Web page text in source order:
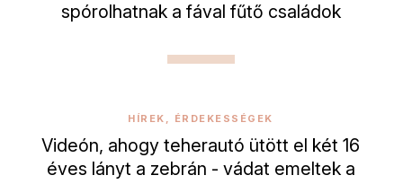
spórolhatnak a fával fűtő családok
HÍREK, ÉRDEKESSÉGEK
Videón, ahogy teherautó ütött el két 16
éves lányt a zebrán - vádat emeltek a